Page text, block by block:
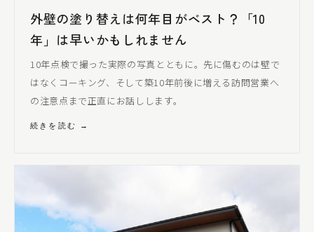
外壁の塗り替えは何年目がベスト？「10
年」は早いかもしれません
10年点検で撮った実際の写真とともに。先に傷むのは壁で
はなくコーキング、そして築10年前後に増える訪問営業へ
の注意点まで正直にお話しします。
続きを読む →